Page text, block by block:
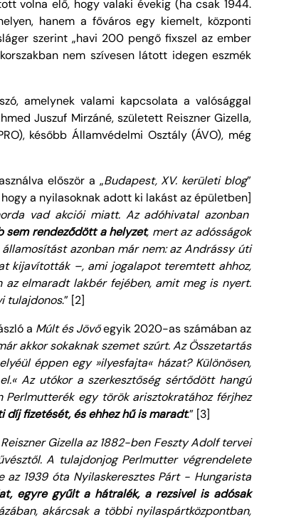
volna elő, hogy valaki évekig (ha csak 1944.
hanem a főváros egy kiemelt, központi
szerint „havi 200 pengő fixszel az ember
nem szívesen látott idegen eszmék
amelynek valami kapcsolata a valósággal
Juszuf Mirzáné, született Reiszner Gizella,
később Államvédelmi Osztály (ÁVO), még
először a „Budapest, XV. kerületi blog”
a nyilasoknak adott ki lakást az épületben]
vad akciói miatt. Az adóhivatal azonban
sem rendeződött a helyzet, mert az adósságok
azonban már nem: az Andrássy úti
kijavították –, ami jogalapot teremtett ahhoz,
elmaradt lakbér fejében, amit meg is nyert.
tulajdonos.” [2]
a Múlt és Jövőegyik 2020-as számában az
akkor sokaknak szemet szúrt. Az Összetartás
éppen egy »ilyesfajta« házat? Különösen,
Az utókor a szerkesztőség sértődött hangú
Perlmutterék egy török arisztokratához férjhez
díj fizetését, és ehhez hű is maradt.” [3]
Gizella az 1882-ben Feszty Adolf tervei
A tulajdonjog Perlmutter végrendelete
1939 óta Nyilaskeresztes Párt - Hungarista
, egyre gyűlt a hátralék, a rezsivel is adósak
akárcsak a többi nyilaspártközpontban,